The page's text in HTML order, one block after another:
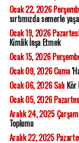
Ocak 22, 2026
sırtımızda semerle
Ocak 19, 2026
Kimlik İnşa Etmek
Ocak 15, 2026
Ocak 09, 2026 Cuma
Ocak 06, 2026 SalıKör
Ocak 05, 2026
Aralık 24, 2025
Toplumu
Aralık 22, 2025